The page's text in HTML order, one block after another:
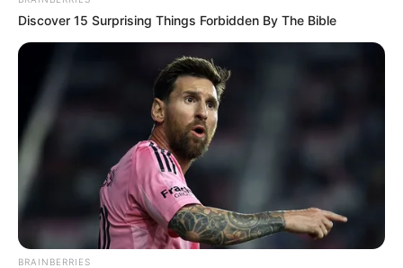
Discover 15 Surprising Things Forbidden By The Bible
BRAINBERRIES